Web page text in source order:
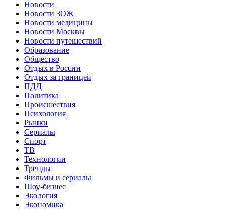
Новости
Новости ЗОЖ
Новости медицины
Новости Москвы
Новости путешествий
Образование
Общество
Отдых в России
Отдых за границей
ПДД
Политика
Происшествия
Психология
Рынки
Сериалы
Спорт
ТВ
Технологии
Тренды
Фильмы и сериалы
Шоу-бизнес
Экология
Экономика